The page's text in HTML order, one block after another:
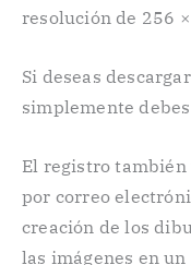
resolución de 256
Si deseas
simplemente
El registro
por correo
creación de los
las imágenes en